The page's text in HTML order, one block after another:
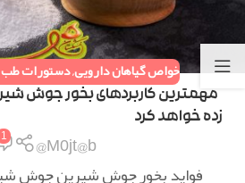
خواص گیاهان دارویی,دستورات
مهمترین کاربردهای بخور جوش
زده خواهد کرد
M0jt@b@
1
فواید بخور جوش شیرین جوش